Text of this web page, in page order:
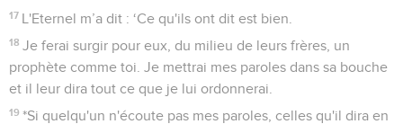
17 L'Eternel m’a dit : ‘Ce qu'ils ont dit est bien.
18 Je ferai surgir pour eux, du milieu de leurs frères, un
prophète comme toi. Je mettrai mes paroles dans sa bouche
et il leur dira tout ce que je lui ordonnerai.
19 *Si quelqu'un n'écoute pas mes paroles, celles qu'il dira en